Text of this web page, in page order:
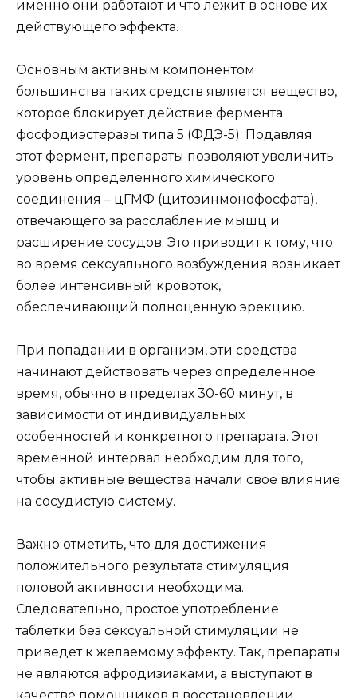
именно они работают и что лежит в основе их
действующего эффекта.
Основным активным компонентом
большинства таких средств является вещество,
которое блокирует действие фермента
фосфодиэстеразы типа 5 (ФДЭ-5). Подавляя
этот фермент, препараты позволяют увеличить
уровень определенного химического
соединения – цГМФ (цитозинмонофосфата),
отвечающего за расслабление мышц и
расширение сосудов. Это приводит к тому, что
во время сексуального возбуждения возникает
более интенсивный кровоток,
обеспечивающий полноценную эрекцию.
При попадании в организм, эти средства
начинают действовать через определенное
время, обычно в пределах 30-60 минут, в
зависимости от индивидуальных
особенностей и конкретного препарата. Этот
временной интервал необходим для того,
чтобы активные вещества начали свое влияние
на сосудистую систему.
Важно отметить, что для достижения
положительного результата стимуляция
половой активности необходима.
Следовательно, простое употребление
таблетки без сексуальной стимуляции не
приведет к желаемому эффекту. Так, препараты
не являются афродизиаками, а выступают в